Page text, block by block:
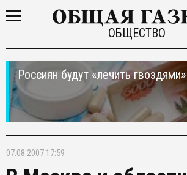
ОБЩЕСТВО
Россиян будут «лечить гвоздями»
07.08.2007 17:59